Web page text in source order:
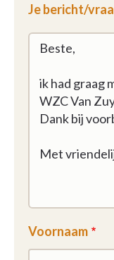
Je bericht/
Voornaam